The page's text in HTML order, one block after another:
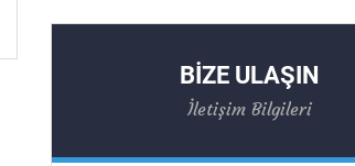
BİZE ULAŞIN
İletişim Bilgileri